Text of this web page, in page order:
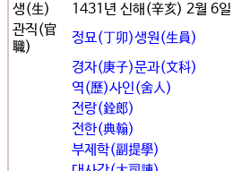
생(生)
1431년 신해(辛亥) 2월 6일
관직(官
職)
정묘(丁卯)생원(生員)
경자(庚子)문과(文科)
역(歷)사인(舍人)
전랑(銓郞)
전한(典翰)
부제학(副提學)